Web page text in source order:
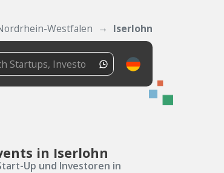
Westfalen Iserlohn
in Iserlohn
Up und Investoren in